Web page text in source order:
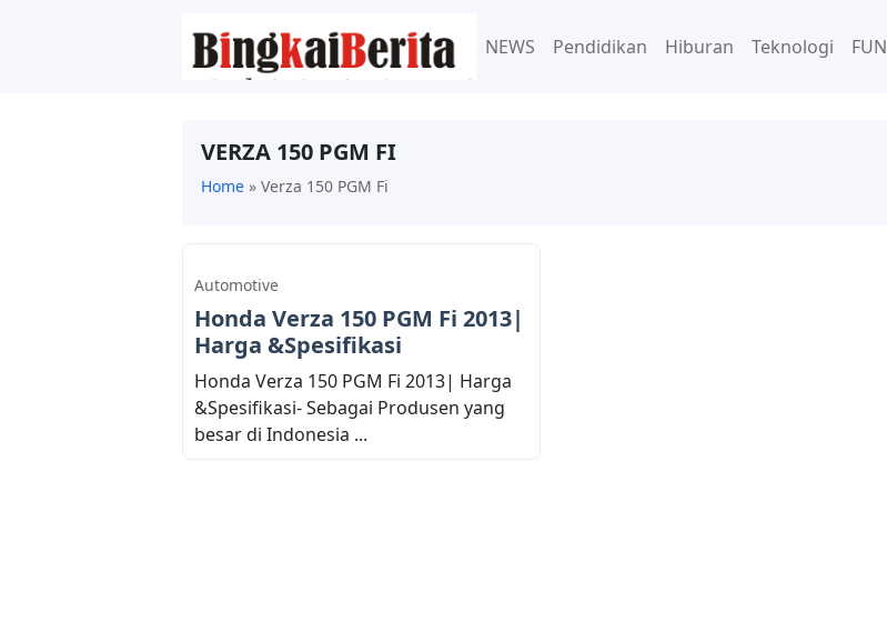
NEWS Pendidikan Hiburan Teknologi FUN
VERZA 150 PGM FI
Home » Verza 150 PGM Fi
Automotive
Honda Verza 150 PGM Fi 2013|
Harga &Spesifikasi
Honda Verza 150 PGM Fi 2013| Harga
&Spesifikasi- Sebagai Produsen yang
besar di Indonesia ...